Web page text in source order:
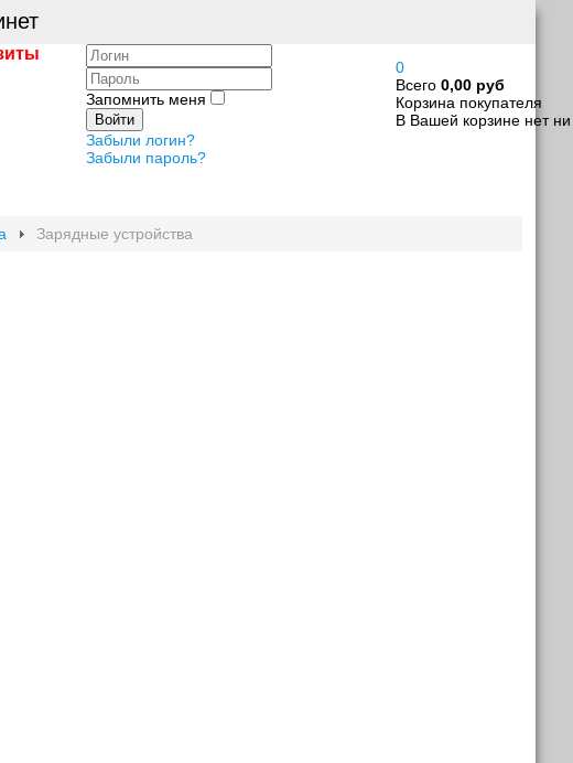
0
Всего 0,00 руб
Корзина покупателя
В Вашей корзине нет ни
Логин
Пароль
Запомнить меня
Войти
Забыли логин?
Забыли пароль?
Зарядные устройства